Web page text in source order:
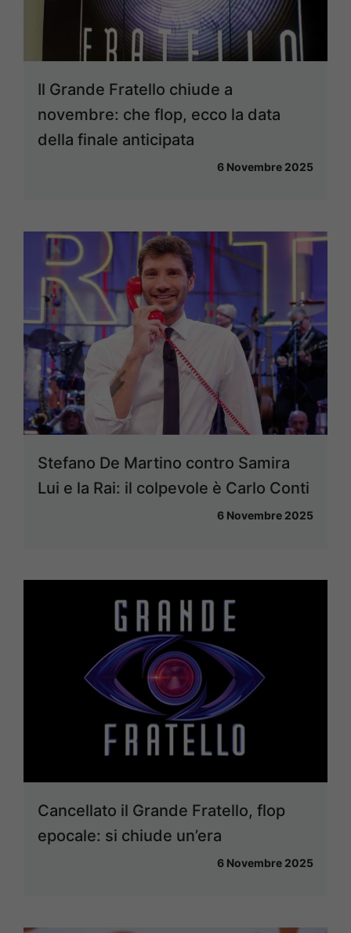
Il Grande Fratello chiude a
novembre: che flop, ecco la data
della finale anticipata
6 Novembre 2025
Stefano De Martino contro Samira
Lui e la Rai: il colpevole è Carlo Conti
6 Novembre 2025
Cancellato il Grande Fratello, flop
epocale: si chiude un’era
6 Novembre 2025